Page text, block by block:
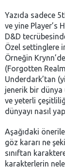
Yazıda sadece
ve yine Player’s
D&D
Özel settinglere
Örneğin
(Forgotten
Underdark’tan
jenerik bir
ve yeterli
dünyayı nasıl
Aşağıdaki
göz kararı ne
sınıftan
karakterlerin